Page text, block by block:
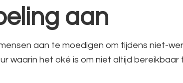
aan
aan te moedigen om tijdens niet-
waarin het oké is om niet altijd bereikbaar